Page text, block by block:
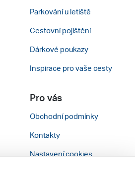
Parkování u letiště
Cestovní pojištění
Dárkové poukazy
Inspirace pro vaše cesty
Pro vás
Obchodní podmínky
Kontakty
Nastavení cookies